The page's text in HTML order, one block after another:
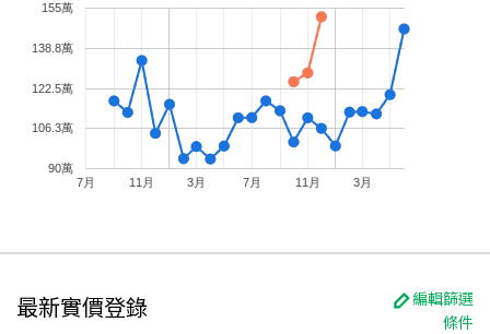
7月 11月 3月 7月 11月 3月
90萬
106.3萬
122.5萬
138.8萬
155萬
最新實價登錄
編輯篩選
條件